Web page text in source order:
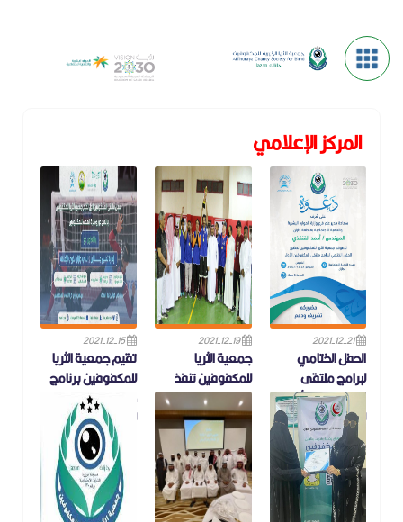
المركز الإعلامي
2021-12-21
الحفل الختامي
لبرامج ملتقى
المكفوفين الأول
لعام 23/12/2021
يسر جمعية الثريا
للمكفوفين دعوتكم
لحضور الحفل الختامي
لبرامج ملتقى المكفوفين
الأول وذلك يوم
2021-12-19
جمعية الثريا
للمكفوفين تنفذ
برنامج دوري كرة
الهدف للمكفوفين
نفذت جمعية الثريا
للمكفوفين يوم أمس
الجمعة الموافق
١٧/١٢/٢٠٢١ برنامج دوري
كرة الهدف للم
2021-12-15
تقيم جمعية الثريا
للمكفوفين برنامج
دوري كرة الهدف
للمكفوفين
ضمن ملتقى المكفوفين
الاول تقيم جمعية الثريا
للمكفوفين برنامج دوري
كرة الهدف للم